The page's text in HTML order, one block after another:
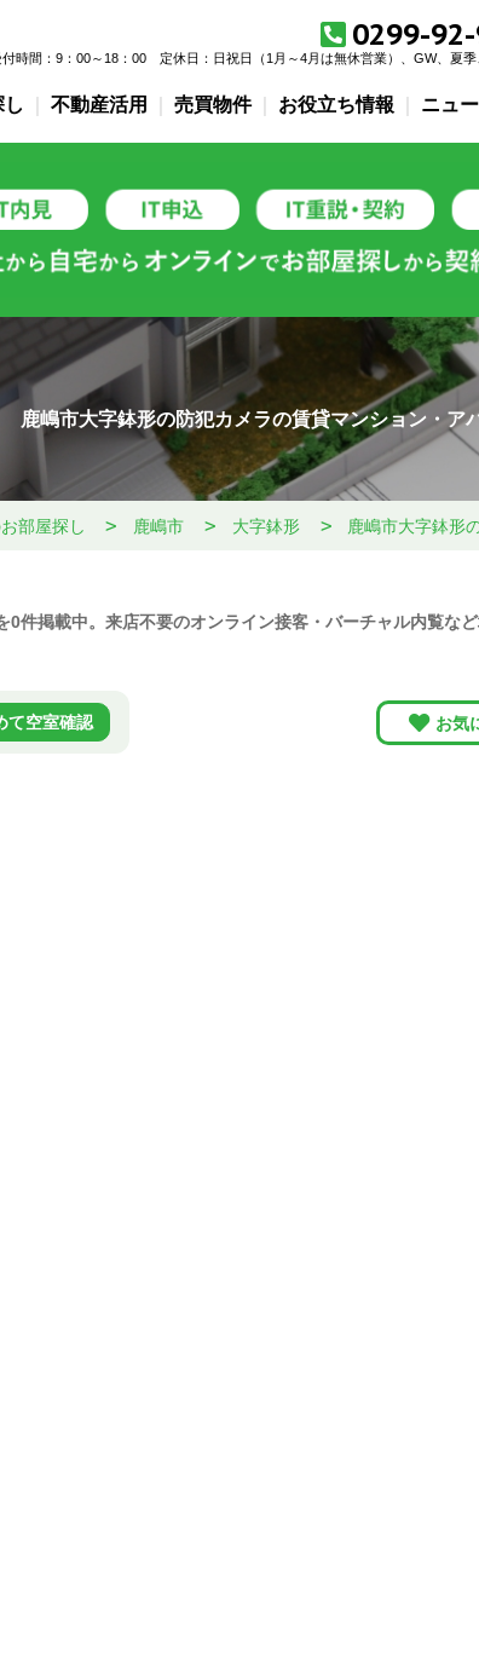
0299-
付時間：9：00～18：00定休日： 日祝日（1月～4月は無休営業）、GW、夏
不動産活用 売買物件 お役立ち情報 ニュ
鹿嶋市大字鉢形の防犯カメラの賃貸マンション・ア
部屋探し 鹿嶋市 大字鉢形 鹿嶋市大字鉢形
件掲載中。来店不要のオンライン接客・バーチャル内覧な
て空室確認 お気